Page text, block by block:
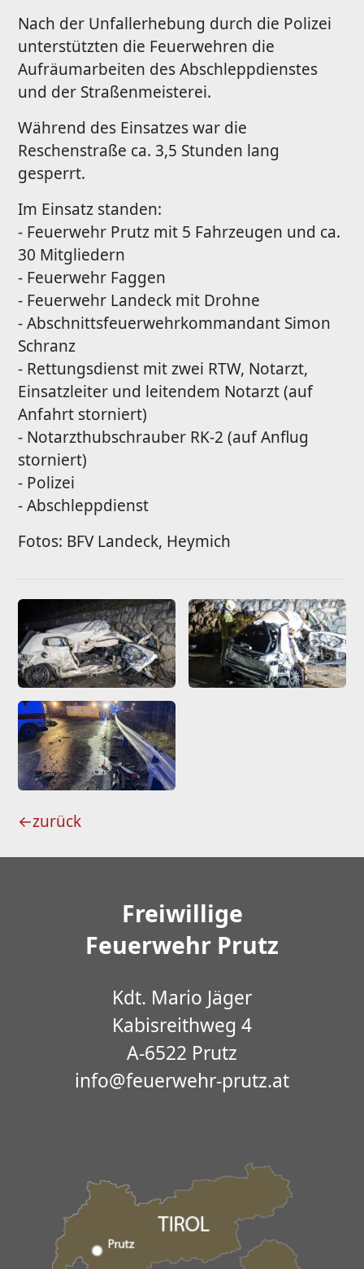
Nach der Unfallerhebung durch die Polizei
unterstützten die Feuerwehren die
Aufräumarbeiten des Abschleppdienstes
und der Straßenmeisterei.
Während des Einsatzes war die
Reschenstraße ca. 3,5 Stunden lang
gesperrt.
Im Einsatz standen:
- Feuerwehr Prutz mit 5 Fahrzeugen und ca.
30 Mitgliedern
- Feuerwehr Faggen
- Feuerwehr Landeck mit Drohne
- Abschnittsfeuerwehrkommandant Simon
Schranz
- Rettungsdienst mit zwei RTW, Notarzt,
Einsatzleiter und leitendem Notarzt (auf
Anfahrt storniert)
- Notarzthubschrauber RK-2 (auf Anflug
storniert)
- Polizei
- Abschleppdienst
Fotos: BFV Landeck, Heymich
←zurück
Freiwillige
Feuerwehr Prutz
Kdt. Mario Jäger
Kabisreithweg 4
A-6522 Prutz
info@feuerwehr-prutz.at